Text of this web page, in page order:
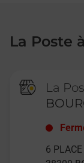
La Poste
La
6